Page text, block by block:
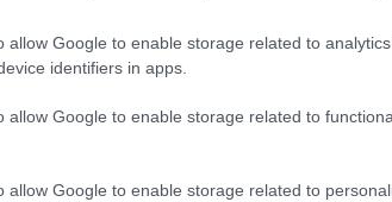
allow Google to enable storage related to
identifiers in apps.
allow Google to enable storage related to
allow Google to enable storage related to
succede alla Schlein